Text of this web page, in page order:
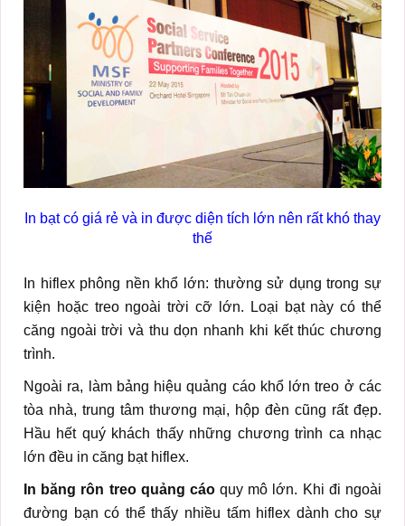
In bạt có giá rẻ và in được diện tích lớn nên rất khó thay
thế
In hiflex phông nền khổ lớn: thường sử dụng trong sự
kiện hoặc treo ngoài trời cỡ lớn. Loại bạt này có thể
căng ngoài trời và thu dọn nhanh khi kết thúc chương
trình.
Ngoài ra, làm bảng hiệu quảng cáo khổ lớn treo ở các
tòa nhà, trung tâm thương mại, hộp đèn cũng rất đẹp.
Hầu hết quý khách thấy những chương trình ca nhạc
lớn đều in căng bạt hiflex.
In băng rôn treo quảng cáoquy mô lớn. Khi đi ngoài
đường bạn có thể thấy nhiều tấm hiflex dành cho sự